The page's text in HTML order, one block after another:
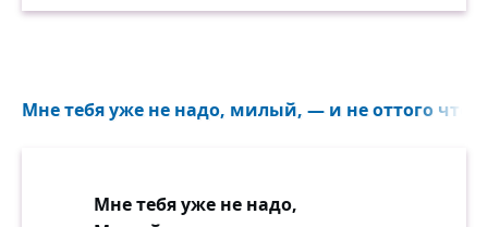
Мне тебя уже не надо, милый, — и не оттого что
Мне тебя уже не надо,